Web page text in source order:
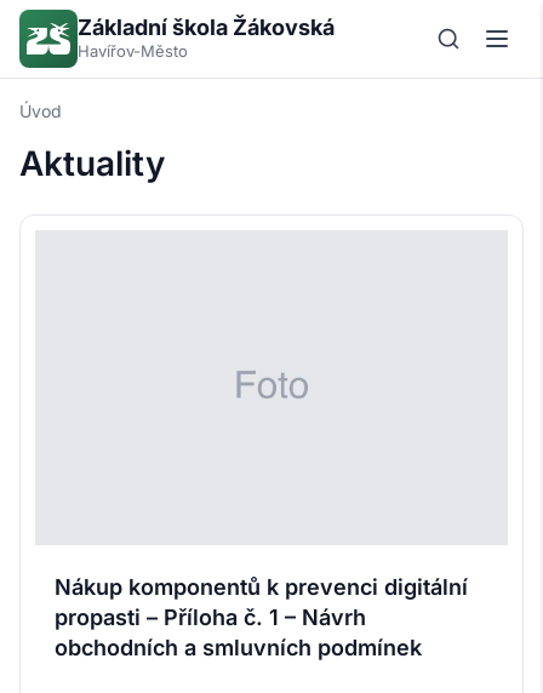
Základní škola Žákovská
Havířov-Město
Úvod
Aktuality
Nákup komponentů k prevenci digitální
propasti – Příloha č. 1 – Návrh
obchodních a smluvních podmínek